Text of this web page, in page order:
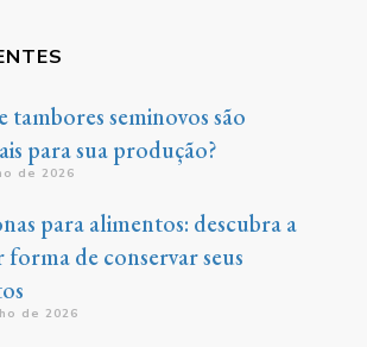
tambores seminovos são
para sua produção?
de 2026
para alimentos: descubra a
de conservar seus
de 2026